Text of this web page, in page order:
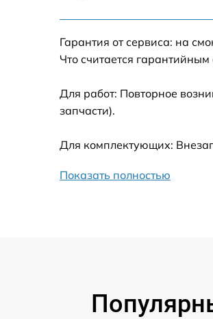
Калибровка и
других устройств
Ремонт цепи питания
Гарантия от сервиса: на
Что считается гарантийным
Для работ: Повторное
запчасти).
Для комплектующих:
Показать полностью